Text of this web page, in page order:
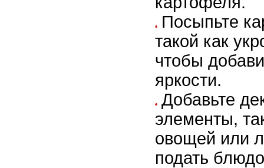
Посыпьте
такой как
чтобы
яркости.
Добавьте
элементы,
овощей или
подать